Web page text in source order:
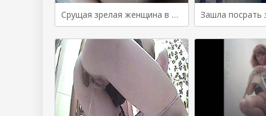
Срущая зрелая женщина в пляжном туалете